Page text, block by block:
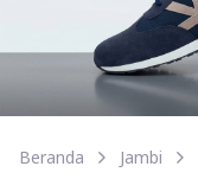
Beranda Jambi